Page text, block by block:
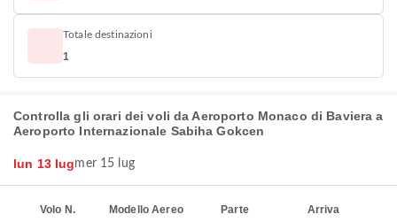
Totale destinazioni
1
Controlla gli orari dei voli da Aeroporto Monaco di Baviera a
Aeroporto Internazionale Sabiha Gokcen
lun 13 lugmer 15 lug
Volo N. Modello Aereo Parte Arriva